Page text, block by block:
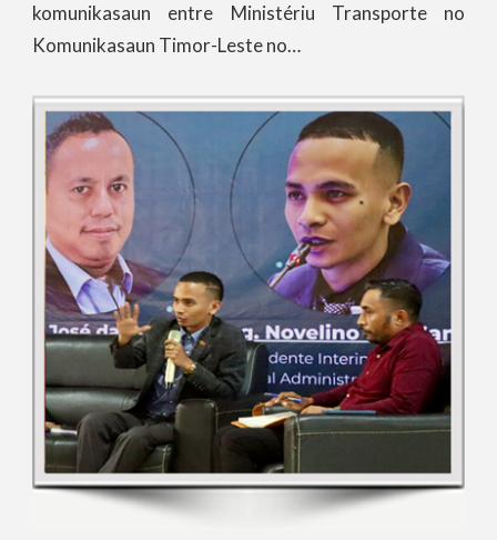
komunikasaun entre Ministériu Transporte no
Komunikasaun Timor-Leste no…